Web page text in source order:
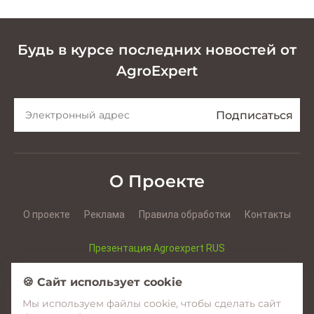
Будь в курсе последних новостей от
AgroExpert
О Проекте
О проекте Реклама Правила обработки Контакты
Презентация Agroexpert RUS
Facebook YouTube Instagram
🍪 Сайт использует cookie
Мы используем файлы cookie, чтобы сделать сайт